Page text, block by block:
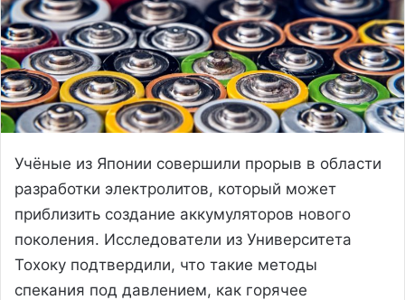
Учёные из Японии совершили прорыв в области
разработки электролитов, который может
приблизить создание аккумуляторов нового
поколения. Исследователи из Университета
Тохоку подтвердили, что такие методы
спекания под давлением, как горячее